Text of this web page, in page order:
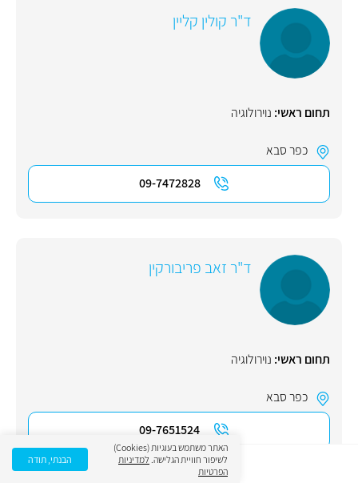
ד"ר קולין קליין
תחום ראשי: נוירולוגיה
כפר סבא
09-7472828
ד"ר זאב פריבורקין
תחום ראשי: נוירולוגיה
כפר סבא
09-7651524
האתר משתמש בעוגיות (Cookies)
לשיפור חוויית הגלישה. למדיניות
הפרטיות
הבנתי, תודה